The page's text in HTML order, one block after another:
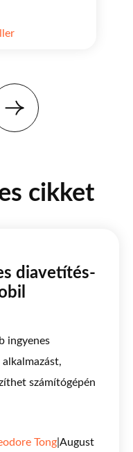
cikket
diavetítés-
ingyenes
számítógépén
Tong August